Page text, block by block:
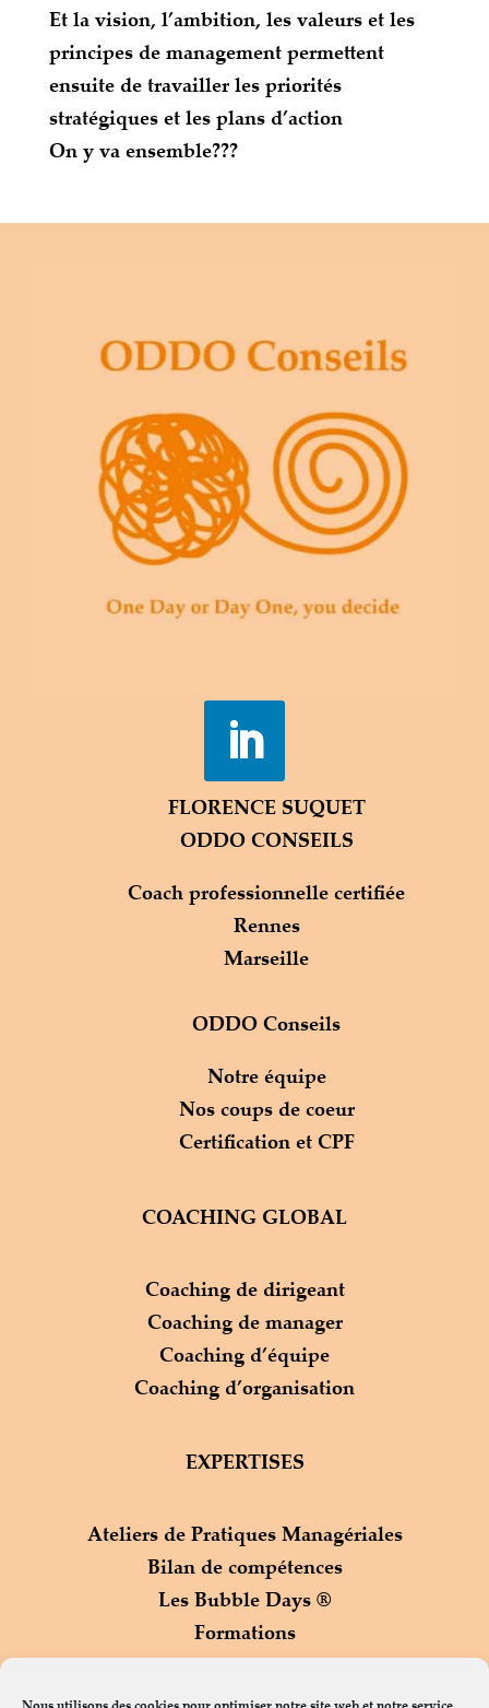
Et la vision, l’ambition, les valeurs et les
principes de management permettent
ensuite de travailler les priorités
stratégiques et les plans d’action
On y va ensemble???
FLORENCE SUQUET
ODDO CONSEILS
Coach professionnelle certifiée
Rennes
Marseille
ODDO Conseils
Notre équipe
Nos coups de coeur
Certification et CPF
COACHING GLOBAL
Coaching de dirigeant
Coaching de manager
Coaching d’équipe
Coaching d’organisation
EXPERTISES
Ateliers de Pratiques Managériales
Bilan de compétences
Les Bubble Days ®
Formations
Process Com ®